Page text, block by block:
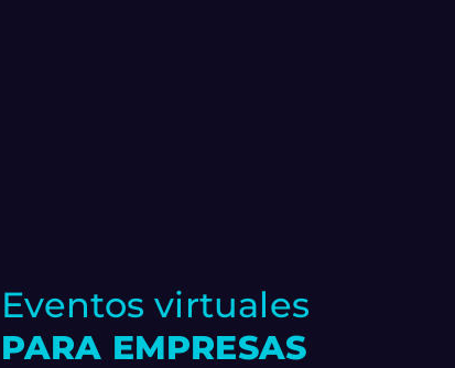
Eventos virtuales
PARA EMPRESAS